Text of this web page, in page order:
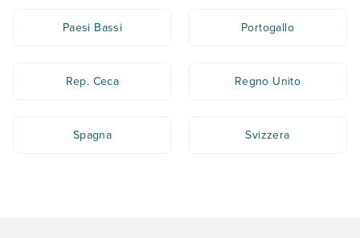
Paesi Bassi Portogallo
Rep. Ceca Regno Unito
Spagna Svizzera